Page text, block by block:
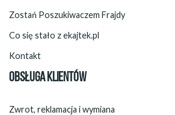
Zostań Poszukiwaczem Frajdy
Co się stało z ekajtek.pl
Kontakt
OBSŁUGA KLIENTÓW
Zwrot, reklamacja i wymiana